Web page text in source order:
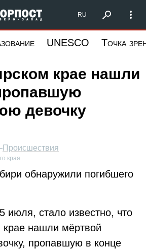
Форпост Северо-Запад
RU
UNESCO Точка
крае нашли
девочку
Происшествия
края
обнаружили погибшего
июля, стало известно, что
крае нашли мёртвой
пропавшую в конце